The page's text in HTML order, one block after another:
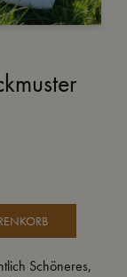
Schöneres,